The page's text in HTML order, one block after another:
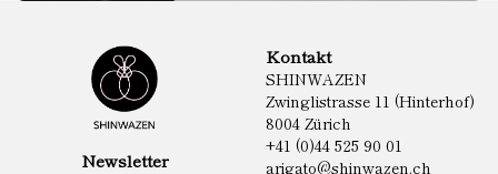
Newsletter
Kontakt
SHINWAZEN
Zwinglistrasse 11 (Hinterhof)
8004 Zürich
+41 (0)44 525 90 01
arigato@shinwazen.ch